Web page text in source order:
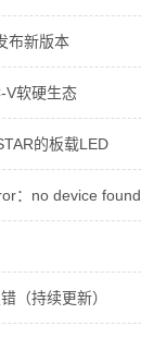
布新版本
V软硬生态
的板载LED
：no device found
（持续更新）